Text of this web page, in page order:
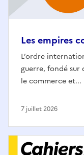
Les empires
L’ordre
guerre, fondé sur
le commerce et...
7 juillet 2026